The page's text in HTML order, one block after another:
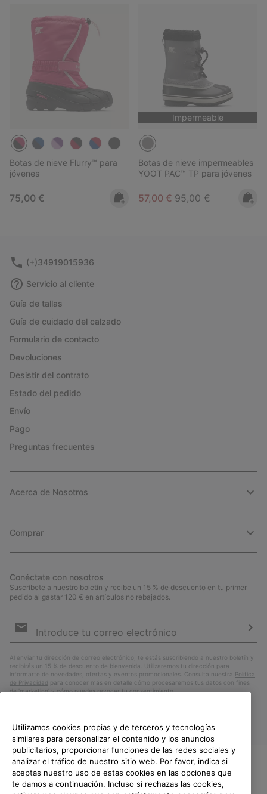
Botas de nieve Flurry™ para
jóvenes
Regular price:
75,00 €
Impermeable
Botas de nieve impermeables
YOOT PAC™ TP para jóvenes
Sale price:
57,00 € Regular price:
95,00 €
(+)34919015936
Servicio al cliente
Guía de tallas
Guía de cuidado del calzado
Formulario de contacto
Devoluciones
Desistir del contrato
Estado del pedido
Envío
Pago
Preguntas frecuentes
Acerca de Nosotros
Comprar
Conéctate con nosotros
Suscríbete a nuestro boletín y recibe un 15 % de descuento en tu primer
pedido al gastar 120 € en artículos no rebajados.
de
Al enviar tu dirección de correo electrónico, te estás suscribiendo a nuestro boletín y
recibirás un 15 % de descuento de bienvenida. Utilizaremos tu dirección para
informarte de novedades, ofertas y eventos promocionales. Consulta nuestra
Política
de Privacidad para conocer más en detalle cómo procesaremos tus datos con fines
de ’marketing’ y cómo puedes revocar tu consentimiento.
TE DAMOS LA BIENVENIDA A
Utilizamos cookies propias y de terceros y tecnologías
similares para personalizar el contenido y los anuncios
publicitarios, proporcionar funciones de las redes sociales y
analizar el tráfico de nuestro sitio web. Por favor, indica si
aceptas nuestro uso de estas cookies en las opciones que
te damos a continuación. Incluso si rechazas las cookies,